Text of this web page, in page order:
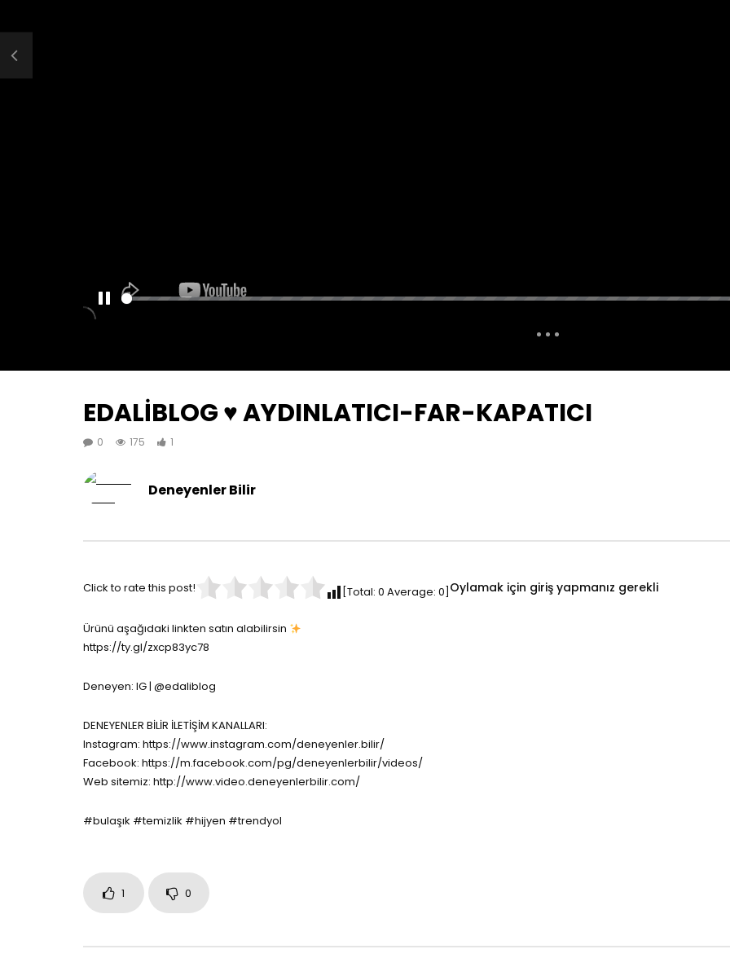
EDALİBLOG ♥️ AYDINLATICI-FAR-KAPATICI
0 175 1
Deneyenler Bilir
Click to rate this post! [Total: 0 Average: 0 Oylamak için giriş yapmanız gerekli
Ürünü aşağıdaki linkten satın alabilirsin
https://ty.gl/zxcp83yc78
Deneyen: IG | @edaliblog
DENEYENLER BİLİR İLETİŞİM KANALLARI:
Instagram: https://www.instagram.com/deneyenler.bilir/
Facebook: https://m.facebook.com/pg/deneyenlerbilir/videos/
Web sitemiz: http://www.video.deneyenlerbilir.com/
#bulaşık #temizlik #hijyen #trendyol
1 0